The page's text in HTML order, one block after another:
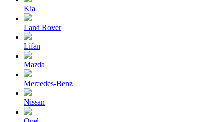
Kia
Land Rover
Lifan
Mazda
Mercedes-Benz
Nissan